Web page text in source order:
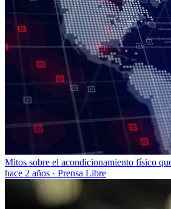
Mitos sobre el acondicionamiento físico
hace 2 años · Prensa Libre